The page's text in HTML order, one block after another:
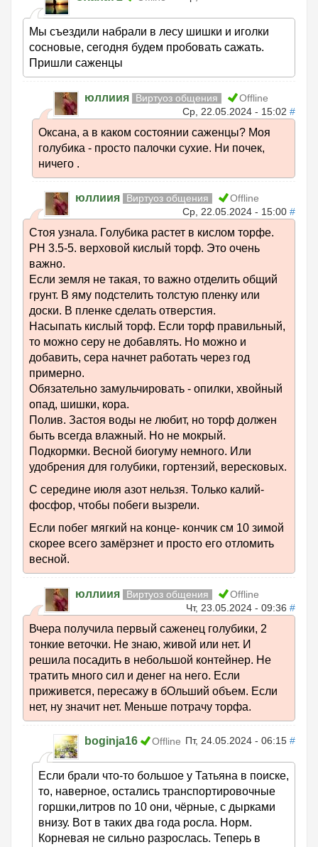
Мы съездили набрали в лесу шишки и иголки
сосновые, сегодня будем пробовать сажать.
Пришли саженцы
юллиия Виртуоз общения
Offline
Ср, 22.05.2024 - 15:02 #
Оксана, а в каком состоянии саженцы? Моя
голубика - просто палочки сухие. Ни почек,
ничего .
юллиия Виртуоз общения
Offline
Ср, 22.05.2024 - 15:00 #
Стоя узнала. Голубика растет в кислом торфе.
РН 3.5-5. верховой кислый торф. Это очень
важно.
Если земля не такая, то важно отделить общий
грунт. В яму подстелить толстую пленку или
доски. В пленке сделать отверстия.
Насыпать кислый торф. Если торф правильный,
то можно серу не добавлять. Но можно и
добавить, сера начнет работать через год
примерно.
Обязательно замульчировать - опилки, хвойный
опад, шишки, кора.
Полив. Застоя воды не любит, но торф должен
быть всегда влажный. Но не мокрый.
Подкормки. Весной биогуму немного. Или
удобрения для голубики, гортензий, вересковых.
С середине июля азот нельзя. Только калий-
фосфор, чтобы побеги вызрели.
Если побег мягкий на конце- кончик см 10 зимой
скорее всего замёрзнет и просто его отломить
весной.
юллиия Виртуоз общения
Offline
Чт, 23.05.2024 - 09:36 #
Вчера получила первый саженец голубики, 2
тонкие веточки. Не знаю, живой или нет. И
решила посадить в небольшой контейнер. Не
тратить много сил и денег на него. Если
приживется, пересажу в бОльший объем. Если
нет, ну значит нет. Меньше потрачу торфа.
boginja16 Offline Пт, 24.05.2024 - 06:15 #
Если брали что-то большое у Татьяна в поиске,
то, наверное, остались транспортировочные
горшки,литров по 10 они, чёрные, с дырками
внизу. Вот в таких два года росла. Норм.
Корневая не сильно разрослась. Теперь в